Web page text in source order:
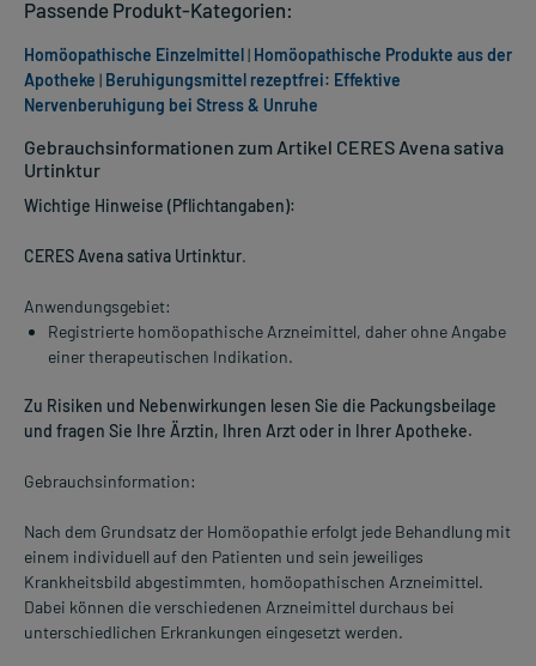
Gebrauchsinformationen zum Artikel CERES Avena sativa
Urtinktur
Wichtige Hinweise (Pflichtangaben):
CERES Avena sativa Urtinktur.
Anwendungsgebiet:
Registrierte homöopathische Arzneimittel, daher ohne Angabe
einer therapeutischen Indikation.
Zu Risiken und Nebenwirkungen lesen Sie die Packungsbeilage
und fragen Sie Ihre Ärztin, Ihren Arzt oder in Ihrer Apotheke.
Gebrauchsinformation:
Nach dem Grundsatz der Homöopathie erfolgt jede Behandlung mit
einem individuell auf den Patienten und sein jeweiliges
Krankheitsbild abgestimmten, homöopathischen Arzneimittel.
Dabei können die verschiedenen Arzneimittel durchaus bei
unterschiedlichen Erkrankungen eingesetzt werden.
Passende Produkt-Kategorien:
Homöopathische Einzelmittel| Homöopathische Produkte aus der
Apotheke | Beruhigungsmittel rezeptfrei: Effektive
Nervenberuhigung bei Stress & Unruhe